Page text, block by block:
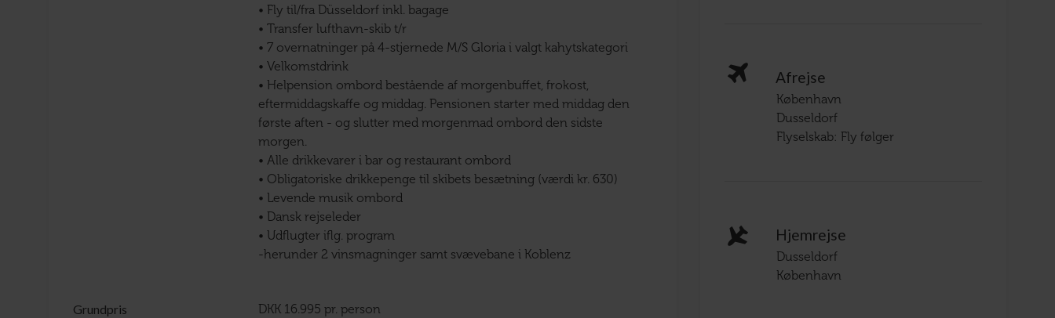
• Fly til/fra Düsseldorf inkl. bagage
• Transfer lufthavn-skib t/r
• 7 overnatninger på 4-stjernede M/S Gloria i valgt kahytskategori
• Velkomstdrink
• Helpension ombord bestående af morgenbuffet, frokost,
eftermiddagskaffe og middag. Pensionen starter med middag den
første aften - og slutter med morgenmad ombord den sidste
morgen.
• Alle drikkevarer i bar og restaurant ombord
• Obligatoriske drikkepenge til skibets besætning (værdi kr. 630)
• Levende musik ombord
• Dansk rejseleder
• Udflugter iflg. program
-herunder 2 vinsmagninger samt svævebane i Koblenz
Grundpris DKK 16.995 pr. person
Afrejse
København
Dusseldorf
Flyselskab: Fly følger
Hjemrejse
Dusseldorf
København